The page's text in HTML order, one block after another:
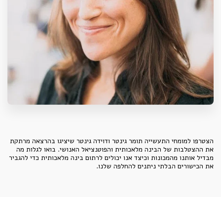
הצטרפו למומחי התעשייה תומר גינטר ודוידה גינטר שיציגו בהרצאה מרתקת
את ההצטלבות של הבינה מלאכותית והפוטנציאל האנושי. בואו לגלות מה
מבדיל אותנו מהמכונות וכיצד אנו יכולים לרתום בינה מלאכותית כדי להגביר
את הכישורים הבלתי ניתנים להחלפה שלנו.